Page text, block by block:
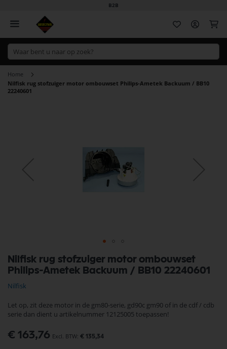
B2B
Home
Nilfisk rug stofzuiger motor ombouwset Philips-Ametek Backuum / BB10
22240601
Nilfisk rug stofzuiger motor ombouwset
Philips-Ametek Backuum / BB10 22240601
Nilfisk
Let op, zit deze motor in de gm80-serie, gd90c gm90 of in de cdf / cdb
serie dan dient u artikelnummer 12125005 toepassen!
€ 163,76 € 135,34
naar
het
van
afbeeldingen-
gallerij